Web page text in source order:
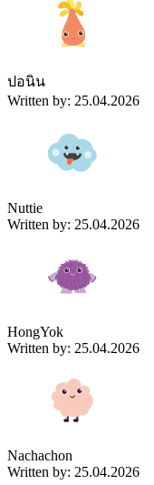
ปอนิน
Written by: 25.04.2026
Nuttie
Written by: 25.04.2026
HongYok
Written by: 25.04.2026
Nachachon
Written by: 25.04.2026